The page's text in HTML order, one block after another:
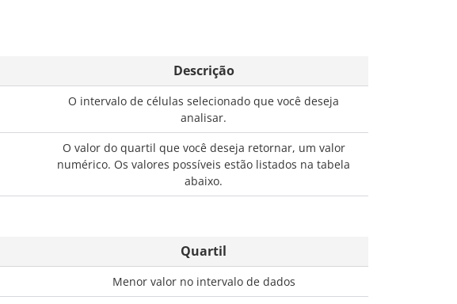
Descrição
O intervalo de células selecionado que você deseja
analisar.
O valor do quartil que você deseja retornar, um valor
numérico. Os valores possíveis estão listados na tabela
abaixo.
Quartil
Menor valor no intervalo de dados